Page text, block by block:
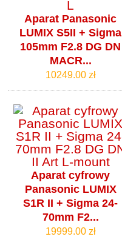
Aparat Panasonic
LUMIX S5II + Sigma
105mm F2.8 DG DN
MACR...
10249.00 zł
Aparat cyfrowy
Panasonic LUMIX
S1R II + Sigma 24-
70mm F2...
19999.00 zł